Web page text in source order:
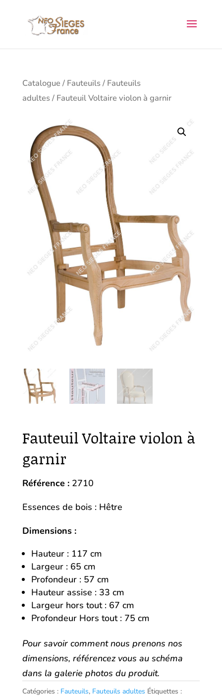
Catalogue / Fauteuils/ Fauteuils
adultes/ Fauteuil Voltaire violon à garnir
Fauteuil Voltaire violon à
garnir
Référence :2710
Essences de bois : Hêtre
Dimensions :
Hauteur : 117 cm
Largeur : 65 cm
Profondeur : 57 cm
Hauteur assise : 33 cm
Largeur hors tout : 67 cm
Profondeur Hors tout : 75 cm
Pour savoir comment nous prenons nos
dimensions, référencez vous au schéma
dans la galerie photos du produit.
Catégories : Fauteuils, Fauteuils adultes Étiquettes :